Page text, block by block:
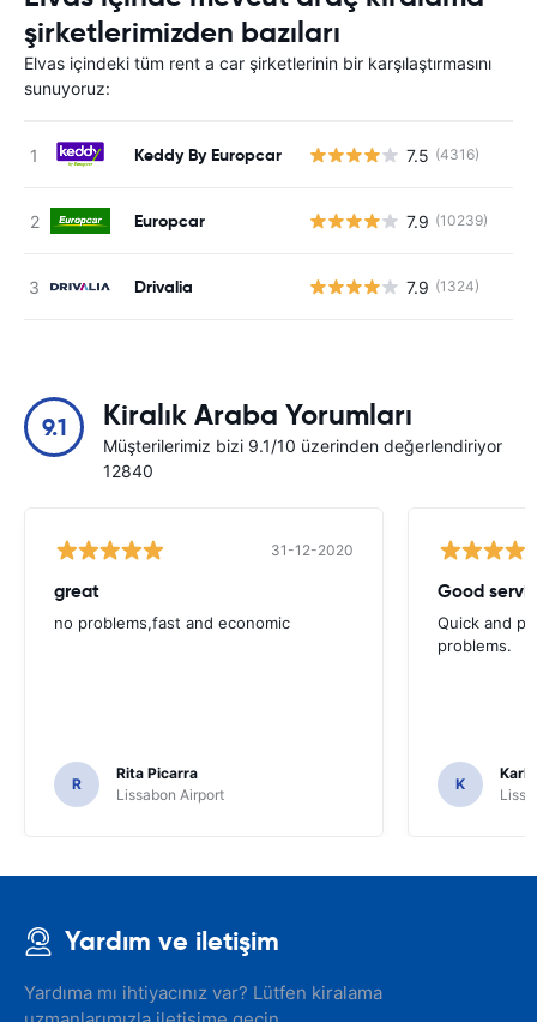
şirketlerimizden bazıları
Elvas içindeki tüm rent a car şirketlerinin bir karşılaştırmasını
sunuyoruz:
Keddy By Europcar 7.5 (4316)
Europcar 7.9 (10239)
Drivalia 7.9 (1324)
9.1 Kiralık Araba Yorumları
Müşterilerimiz bizi 9.1/10 üzerinden değerlendiriyor
12840
31-12-2020
great
no problems,fast and economic
R
Rita Picarra
Lissabon Airport
Good
Quick and
problems.
K
Karl
Yardım ve iletişim
Yardıma mı ihtiyacınız var? Lütfen kiralama